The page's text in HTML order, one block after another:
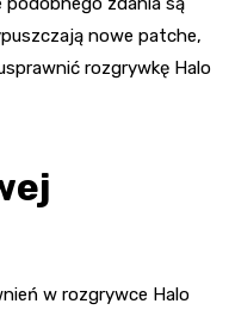
nowe patche,
rozgrywkę Halo
w rozgrywce Halo